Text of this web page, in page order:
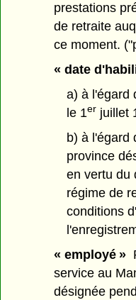
prestations
de retraite
ce moment.
« date
a) à l'égard
le 1erjuillet
b) à l'égard
province
en vertu du
régime de
conditions
« employé »
service au
désignée